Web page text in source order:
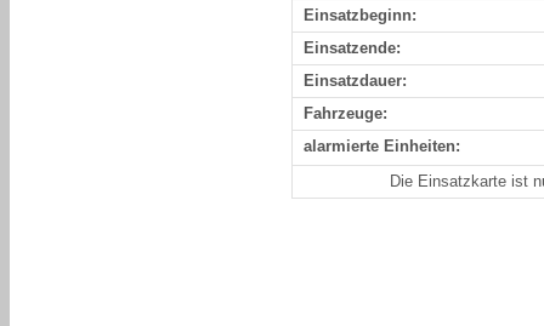
Einsatzbeginn:
Einsatzende:
Einsatzdauer:
Fahrzeuge:
alarmierte Einheiten:
Die Einsatzkarte ist